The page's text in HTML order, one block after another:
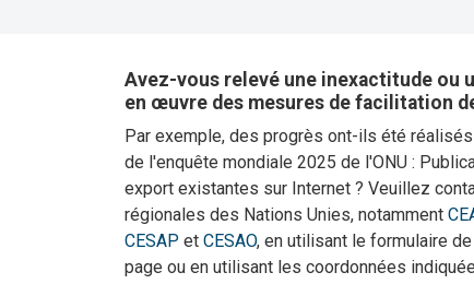
Avez-vous relevé une inexactitude ou
en œuvre des mesures de facilitation
Par exemple, des progrès ont-ils été
de l'enquête mondiale 2025 de l'ONU :
export existantes sur Internet ? Veuillez
régionales des Nations Unies, notamment
CESAP et CESAO, en utilisant le formulaire
page ou en utilisant les coordonnées